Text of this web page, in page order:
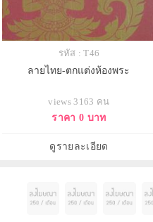
รหัส : T46
ลายไทย-ตกแต่งห้องพระ
views 3163 คน
ราคา 0 บาท
ดูรายละเอียด